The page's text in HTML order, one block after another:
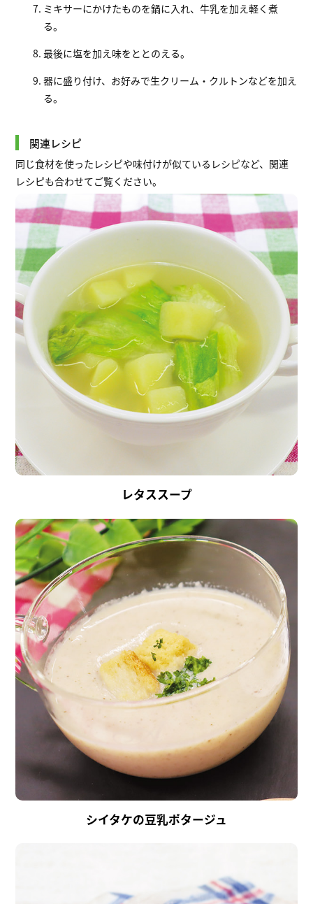
ミキサーにかけたものを鍋に入れ、牛乳を加え軽く煮
る。
最後に塩を加え味をととのえる。
器に盛り付け、お好みで生クリーム・クルトンなどを加え
る。
関連レシピ
同じ食材を使ったレシピや味付けが似ているレシピなど、関連
レシピも合わせてご覧ください。
レタススープ
シイタケの豆乳ポタージュ